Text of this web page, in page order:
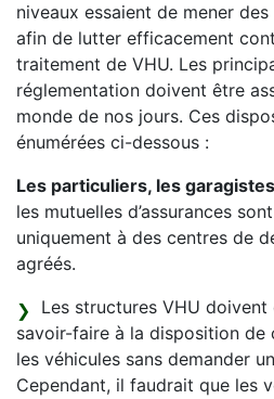
niveaux essaient de mener
afin de lutter efficacement
traitement de VHU. Les
réglementation doivent être
monde de nos jours. Ces
énumérées ci-dessous :
Les particuliers, les
les mutuelles d’assurances
uniquement à des centres de
agréés.
Les structures VHU
savoir-faire à la disposition de
les véhicules sans demander
Cependant, il faudrait que les